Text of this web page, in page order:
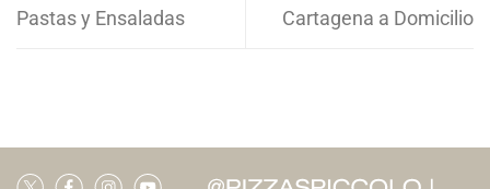
Pastas y Ensaladas
Cartagena a Domicilio